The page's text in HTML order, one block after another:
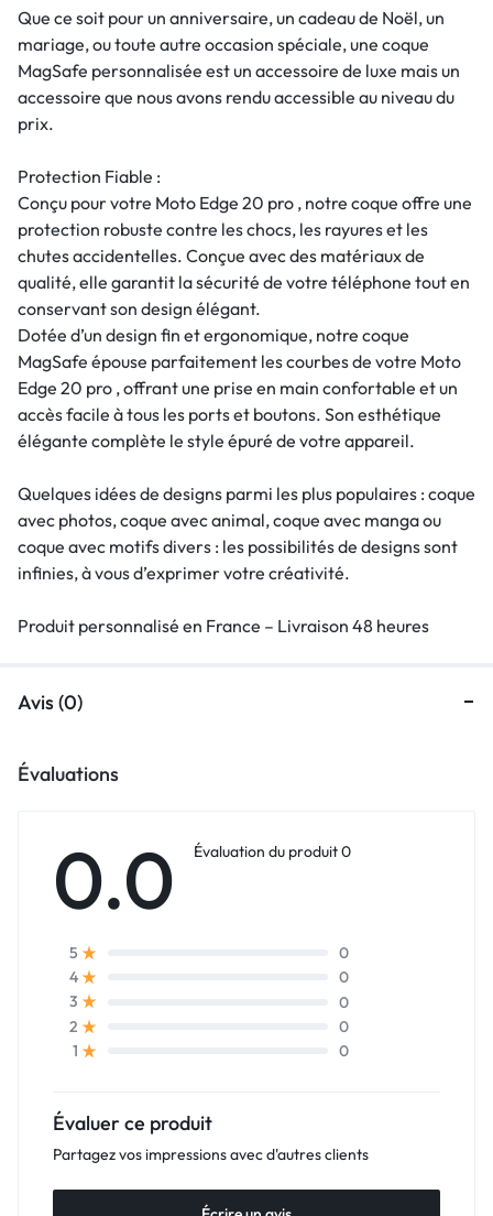
Que ce soit pour un anniversaire, un cadeau de Noël, un
mariage, ou toute autre occasion spéciale, une coque
MagSafe personnalisée est un accessoire de luxe mais un
accessoire que nous avons rendu accessible au niveau du
prix.
Protection Fiable :
Conçu pour votre Moto Edge 20 pro , notre coque offre une
protection robuste contre les chocs, les rayures et les
chutes accidentelles. Conçue avec des matériaux de
qualité, elle garantit la sécurité de votre téléphone tout en
conservant son design élégant.
Dotée d’un design fin et ergonomique, notre coque
MagSafe épouse parfaitement les courbes de votre Moto
Edge 20 pro , offrant une prise en main confortable et un
accès facile à tous les ports et boutons. Son esthétique
élégante complète le style épuré de votre appareil.
Quelques idées de designs parmi les plus populaires : coque
avec photos, coque avec animal, coque avec manga ou
coque avec motifs divers : les possibilités de designs sont
infinies, à vous d’exprimer votre créativité.
Produit personnalisé en France – Livraison 48 heures
Avis (0)
Évaluations
0.0 Évaluation du produit 0
5
0
4
0
3
0
2
0
1
0
Évaluer ce produit
Partagez vos impressions avec d'autres clients